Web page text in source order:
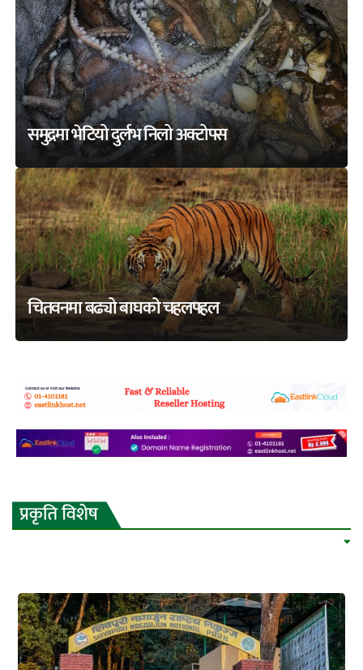
समुद्रमा भेटियो दुर्लभ निलो अक्टोपस
चितवनमा बढ्यो बाघको चहलपहल